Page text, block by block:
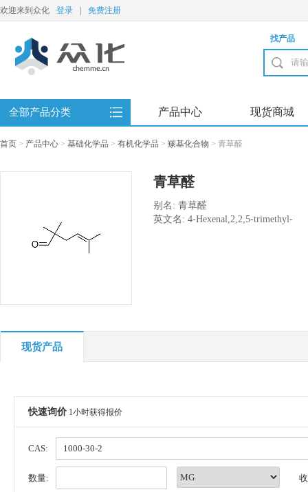
欢迎来到众化 登录 免费注册
找产品
全部产品分类 产品中心 现货商城
首页 > 产品中心 > 基础化学品 > 有机化学品 > 羰基化合物 > 青草醛
青草醛
别名: 青草醛
英文名: 4-Hexenal,2,2,5-trimethyl-
现货产品
快速询价 1小时获得报价
CAS:
数量: